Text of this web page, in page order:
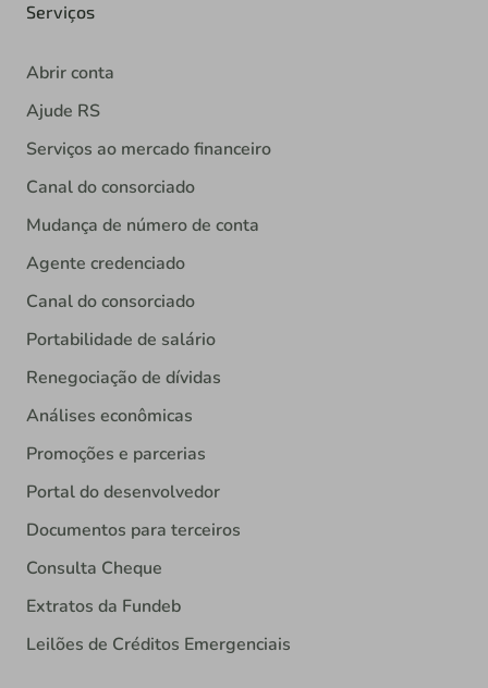
Serviços
Abrir conta
Ajude RS
Serviços ao mercado financeiro
Canal do consorciado
Mudança de número de conta
Agente credenciado
Canal do consorciado
Portabilidade de salário
Renegociação de dívidas
Análises econômicas
Promoções e parcerias
Portal do desenvolvedor
Documentos para terceiros
Consulta Cheque
Extratos da Fundeb
Leilões de Créditos Emergenciais